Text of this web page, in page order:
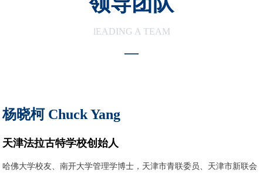
lEADING A TEAM
—
杨晓柯 Chuck Yang
天津法拉古特学校创始人
哈佛大学校友、南开大学管理学博士，天津市青联委员、天津市新联会